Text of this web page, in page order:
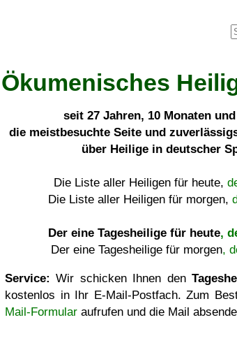
Ökumenisches
seit 27 Jahren, 10 Monaten
die meistbesuchte Seite und
über Heilige in deutscher
Die Liste aller Heiligen für heute,
Die Liste aller Heiligen für morgen,
Der eine Tagesheilige für heute,
Der eine Tagesheilige für morgen,
Service: Wir schicken Ihnen den
kostenlos in Ihr E-Mail-Postfach. Zum
Mail-Formular aufrufen und die Mail